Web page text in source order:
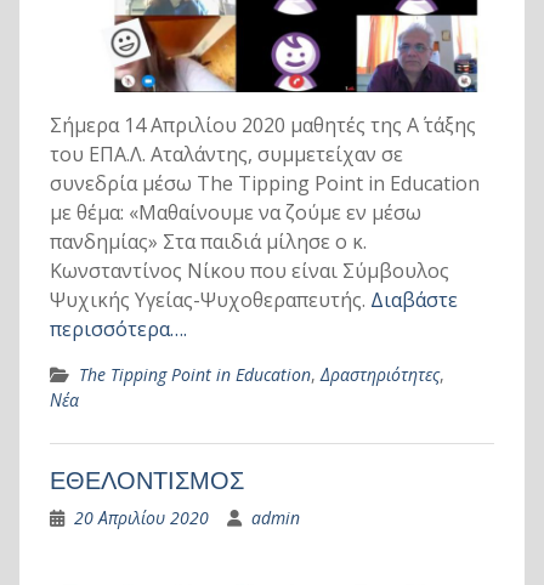
Σήμερα 14 Απριλίου 2020 μαθητές της Α΄ τάξης
του ΕΠΑ.Λ. Αταλάντης, συμμετείχαν σε
συνεδρία μέσω The Tipping Point in Education
με θέμα: «Μαθαίνουμε να ζούμε εν μέσω
πανδημίας» Στα παιδιά μίλησε ο κ.
Κωνσταντίνος Νίκου που είναι Σύμβουλος
Ψυχικής Υγείας-Ψυχοθεραπευτής. Διαβάστε
περισσότερα….
The Tipping Point in Education,Δραστηριότητες,
Νέα
ΕΘΕΛΟΝΤΙΣΜΟΣ
20 Απριλίου 2020 admin